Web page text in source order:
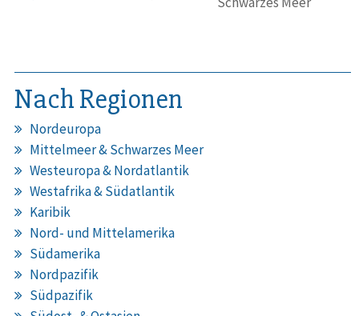
Nach Regionen
Nordeuropa
Mittelmeer & Schwarzes Meer
Westeuropa & Nordatlantik
Westafrika & Südatlantik
Karibik
Nord- und Mittelamerika
Südamerika
Nordpazifik
Südpazifik